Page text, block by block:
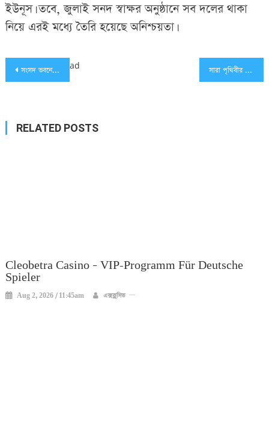
ইউনূস। তবে, জুলাই সনদ স্বাক্ষর অনুষ্ঠানে সব দলের থাকা
নিয়ে এরই মধ্যে তৈরি হয়েছে অনিশ্চয়তা।
Post
সংসদ ভবনের দক্ষিণ প্লাজায় পুলিশ-‘জুলাই যোদ্ধা’ সংঘর্ষ, ধাওয়া-পাল্টা ধাওয়া (ভিডিও) সারা পৃথিবীর জন্য আজকের দিন উদাহরণ হয়ে থাকবে: প্রধান উপদেষ্টা
ad
RELATED POSTS
Cleobetra Casino – VIP-Programm Für Deutsche
Spieler
Aug 2, 2026 / 11:45am এক্সক্লুসিভ